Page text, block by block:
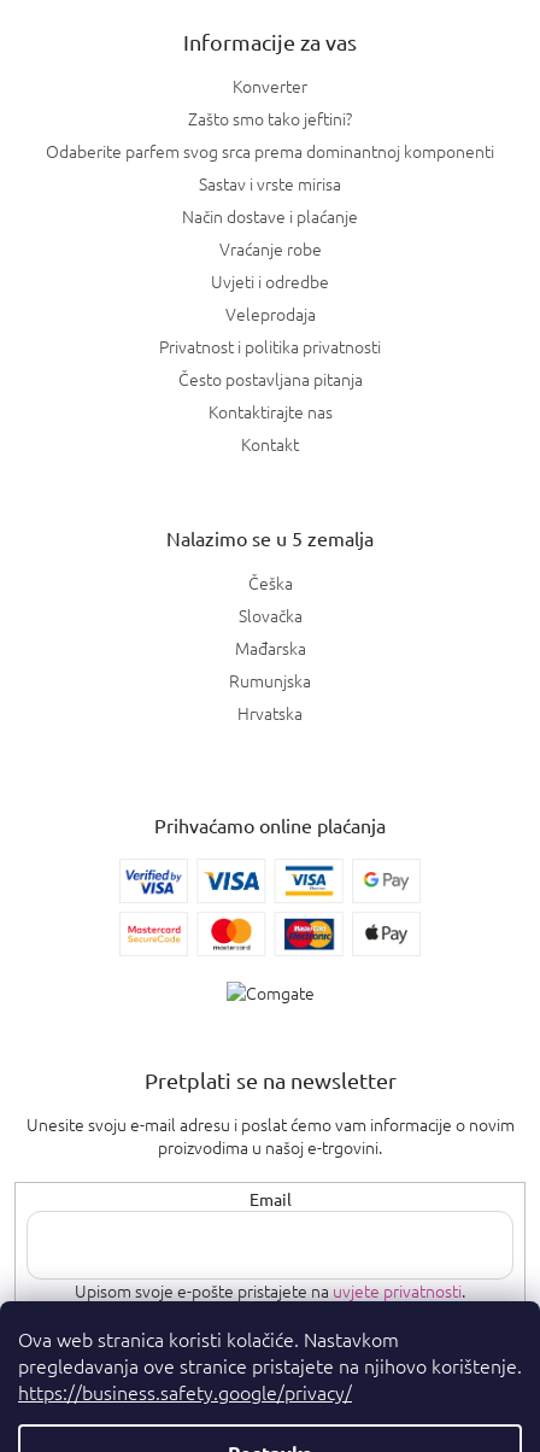
Ova web stranica koristi kolačiće. Nastavkom
pregledavanja ove stranice pristajete na njihovo korištenje.
https://business.safety.google/privacy/
Informacije za vas
Konverter
Zašto smo tako jeftini?
Odaberite parfem svog srca prema dominantnoj komponenti
Sastav i vrste mirisa
Način dostave i plaćanje
Vraćanje robe
Uvjeti i odredbe
Veleprodaja
Privatnost i politika privatnosti
Često postavljana pitanja
Kontaktirajte nas
Kontakt
Nalazimo se u 5 zemalja
Češka
Slovačka
Mađarska
Rumunjska
Hrvatska
Prihvaćamo online plaćanja
Pretplati se na newsletter
Unesite svoju e-mail adresu i poslat ćemo vam informacije o novim
proizvodima u našoj e-trgovini.
Email
Upisom svoje e-pošte pristajete nauvjete privatnosti.
PRETPLATI SE